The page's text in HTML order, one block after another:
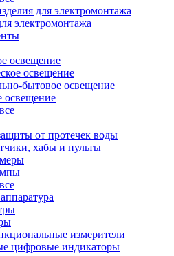
для электромонтажа
электромонтажа
освещение
освещение
бытовое освещение
освещение
от протечек воды
хабы и пульты
измерители
цифровые индикаторы